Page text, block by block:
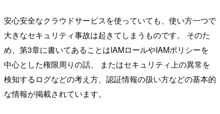
安心安全なクラウドサービスを使っていても、使い方一つで
大きなセキュリティ事故は起きてしまうものです。 そのた
め、第3章に書いてあることはIAMロールやIAMポリシーを
中心とした権限周りの話、 またはセキュリティ上の異常を
検知するログなどの考え方、認証情報の扱い方などの基本的
な情報が掲載されています。